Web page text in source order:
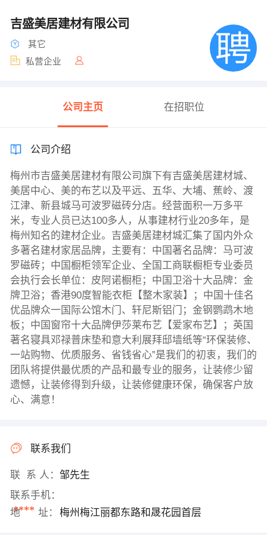
吉盛美居建材有限公司
其它
私营企业
公司主页 在招职位
公司介绍
梅州市吉盛美居建材有限公司旗下有吉盛美居建材城、
美居中心、美的布艺以及平远、五华、大埔、蕉岭、渡
江津、新县城马可波罗磁砖分店。经营面积一万多平
米，专业人员已达100多人，从事建材行业20多年，是
梅州知名的建材企业。吉盛美居建材城汇集了国内外众
多著名建材家居品牌，主要有：中国著名品牌：马可波
罗磁砖；中国橱柜领军企业、全国工商联橱柜专业委员
会执行会长单位：皮阿诺橱柜；中国卫浴十大品牌：金
牌卫浴；香港90度智能衣柜【整木家装】；中国十佳名
优品牌众一国际公馆木门、轩尼斯铝门；金钢鹦鹉木地
板；中国窗帘十大品牌伊莎莱布艺【爱家布艺】；英国
著名寝具邓禄普床垫和意大利展拜邸墙纸等“环保装修、
一站购物、优质服务、省钱省心”是我们的初衷，我们的
团队将提供最优质的产品和最专业的服务，让装修少留
遗憾，让装修得到升级，让装修健康环保，确保客户放
心、满意！
联系我们
联 系 人： 邹先生
联系手机：
****
地 址： 梅州梅江丽都东路和晟花园首层